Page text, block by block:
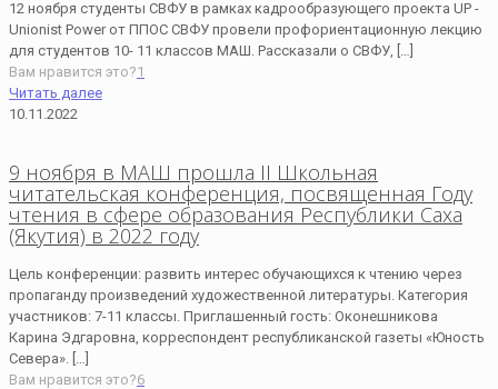
12 ноября студенты СВФУ в рамках кадрообразующего проекта UP -
Unionist Power от ППОС СВФУ провели профориентационную лекцию
для студентов 10- 11 классов МАШ. Рассказали о СВФУ,
Вам нравится это?1
Читать далее
10.11.2022
9 ноября в МАШ прошла II Школьная
читательская конференция, посвященная Году
чтения в сфере образования Республики Саха
(Якутия) в 2022 году
Цель конференции: развить интерес обучающихся к чтению через
пропаганду произведений художественной литературы. Категория
участников: 7-11 классы. Приглашенный гость: Оконешникова
Карина Эдгаровна, корреспондент республиканской газеты «Юность
Севера». […]
Вам нравится это?6